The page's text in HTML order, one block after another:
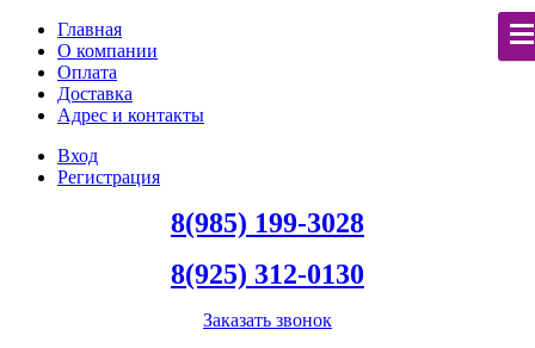
Главная
О компании
Оплата
Доставка
Адрес и контакты
Вход
Регистрация
8(985) 199-3028
8(925) 312-0130
Заказать звонок